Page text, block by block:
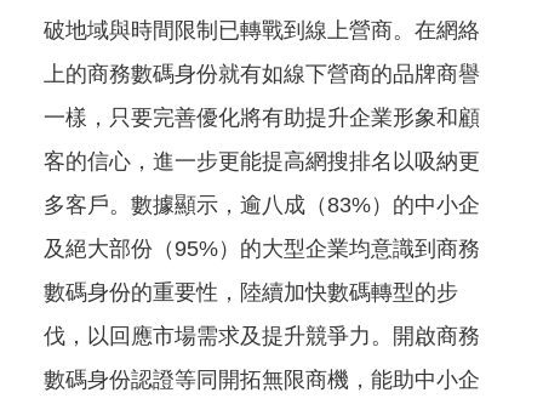
破地域與時間限制已轉戰到線上營商。在網絡
上的商務數碼身份就有如線下營商的品牌商譽
一樣，只要完善優化將有助提升企業形象和顧
客的信心，進一步更能提高網搜排名以吸納更
多客戶。數據顯示，逾八成（83%）的中小企
及絕大部份（95%）的大型企業均意識到商務
數碼身份的重要性，陸續加快數碼轉型的步
伐，以回應市場需求及提升競爭力。開啟商務
數碼身份認證等同開拓無限商機，能助中小企